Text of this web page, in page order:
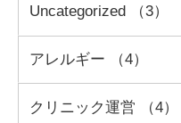
Uncategorized （3）
アレルギー （4）
クリニック運営 （4）